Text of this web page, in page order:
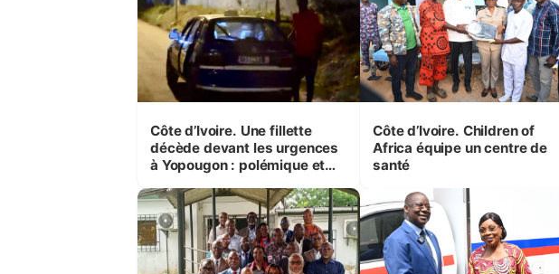
Côte d’Ivoire. Une fillette
décède devant les urgences
à Yopougon : polémique et
Côte d’Ivoire. Children of
Africa équipe un centre de
santé